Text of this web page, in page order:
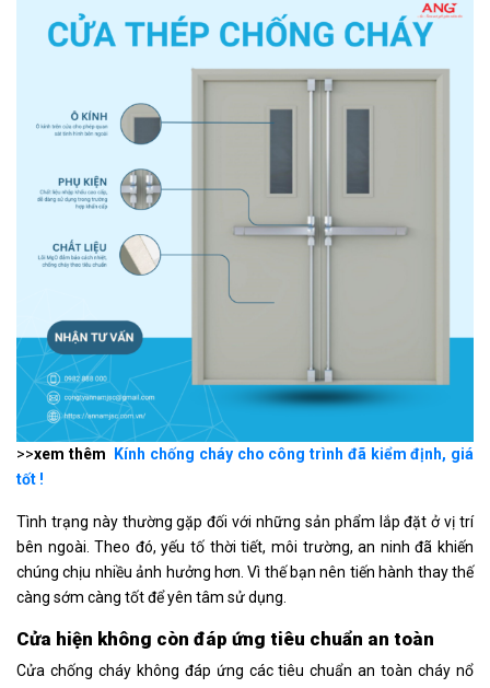
>>xem thêm
Kính chống cháy cho công trình đã kiểm định, giá
tốt !
Tình trạng này thường gặp đối với những sản phẩm lắp đặt ở vị trí
bên ngoài. Theo đó, yếu tố thời tiết, môi trường, an ninh đã khiến
chúng chịu nhiều ảnh hưởng hơn. Vì thế bạn nên tiến hành thay thế
càng sớm càng tốt để yên tâm sử dụng.
Cửa hiện không còn đáp ứng tiêu chuẩn an toàn
Cửa chống cháy không đáp ứng các tiêu chuẩn an toàn cháy nổ